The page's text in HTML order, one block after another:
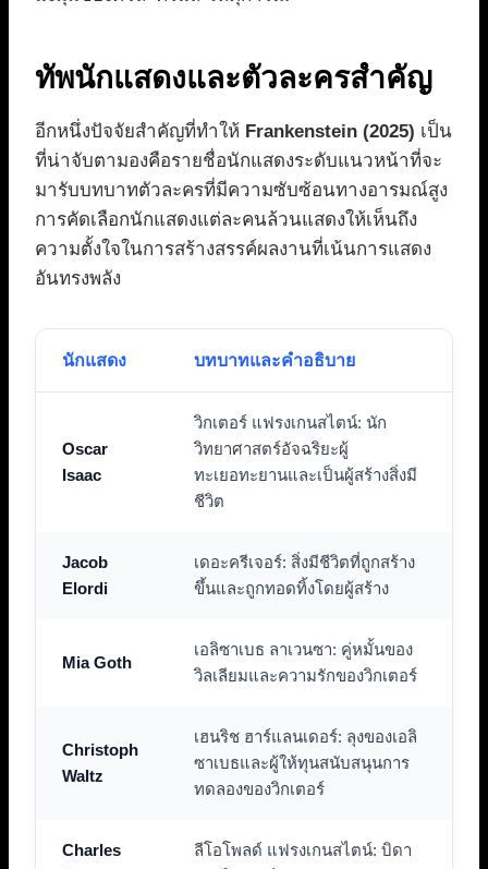
ทัพนักแสดงและตัวละครสำคัญ
อีกหนึ่งปัจจัยสำคัญที่ทำให้ Frankenstein (2025) เป็น
ที่น่าจับตามองคือรายชื่อนักแสดงระดับแนวหน้าที่จะ
มารับบทบาทตัวละครที่มีความซับซ้อนทางอารมณ์สูง
การคัดเลือกนักแสดงแต่ละคนล้วนแสดงให้เห็นถึง
ความตั้งใจในการสร้างสรรค์ผลงานที่เน้นการแสดง
อันทรงพลัง
นักแสดง บทบาทและคำอธิบาย
Oscar
Isaac
วิกเตอร์ แฟรงเกนสไตน์: นัก
วิทยาศาสตร์อัจฉริยะผู้
ทะเยอทะยานและเป็นผู้สร้างสิ่งมี
ชีวิต
Jacob
Elordi
เดอะครีเจอร์: สิ่งมีชีวิตที่ถูกสร้าง
ขึ้นและถูกทอดทิ้งโดยผู้สร้าง
Mia Goth
เอลิซาเบธ ลาเวนซา: คู่หมั้นของ
วิลเลียมและความรักของวิกเตอร์
Christoph
Waltz
เฮนริช ฮาร์แลนเดอร์: ลุงของเอลิ
ซาเบธและผู้ให้ทุนสนับสนุนการ
ทดลองของวิกเตอร์
Charles
ลีโอโพลด์ แฟรงเกนสไตน์: บิดา